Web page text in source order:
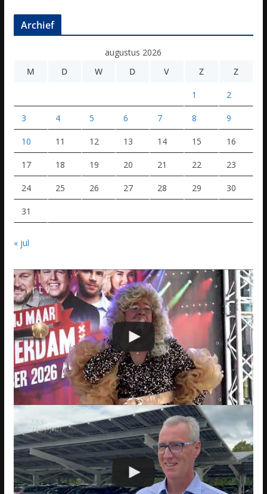
Archief
augustus 2026
M
D W D V Z Z
1 2
3 4 5 6 7 8 9
10 11 12 13 14 15 16
17 18 19 20 21 22 23
24 25 26 27 28 29 30
31
« jul